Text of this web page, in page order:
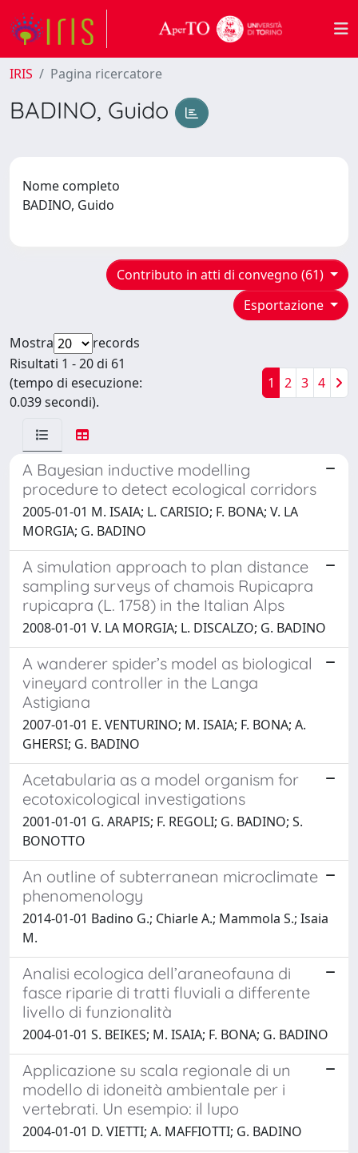
IRIS Pagina ricercatore
BADINO, Guido
Nome completo
BADINO, Guido
Contributo in atti di convegno (61)
Esportazione
Mostra
records
Risultati 1 - 20 di 61
(tempo di esecuzione:
0.039 secondi).
1 2 3 4
A Bayesian inductive modelling
procedure to detect ecological corridors
2005-01-01 M. ISAIA; L. CARISIO; F. BONA; V. LA
MORGIA; G. BADINO
A simulation approach to plan distance
sampling surveys of chamois Rupicapra
rupicapra (L. 1758) in the Italian Alps
2008-01-01 V. LA MORGIA; L. DISCALZO; G. BADINO
A wanderer spider’s model as biological
vineyard controller in the Langa
Astigiana
2007-01-01 E. VENTURINO; M. ISAIA; F. BONA; A.
GHERSI; G. BADINO
Acetabularia as a model organism for
ecotoxicological investigations
2001-01-01 G. ARAPIS; F. REGOLI; G. BADINO; S.
BONOTTO
An outline of subterranean microclimate
phenomenology
2014-01-01 Badino G.; Chiarle A.; Mammola S.; Isaia
M.
Analisi ecologica dell’araneofauna di
fasce riparie di tratti fluviali a differente
livello di funzionalità
2004-01-01 S. BEIKES; M. ISAIA; F. BONA; G. BADINO
Applicazione su scala regionale di un
modello di idoneità ambientale per i
vertebrati. Un esempio: il lupo
2004-01-01 D. VIETTI; A. MAFFIOTTI; G. BADINO